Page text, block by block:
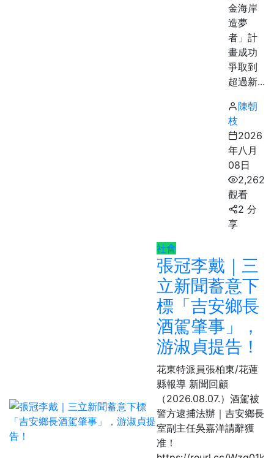
金海岸
造夢
者」計
畫成功
爭取到
超過新...
陳朝
枝
2026
年八月
08日
2,262
觀看
2 分
享
社會
張冠李戴｜三
立新聞蓄意下
標「吉安鄉長
酒駕肇事」，
游淑貞提告！
花東特派員張柏東/花蓮
縣報導 新聞回顧
（2026.08.07.）酒駕被
警方逮捕法辦｜吉安鄉長
室副主任吳嘉洋請辭獲
准！